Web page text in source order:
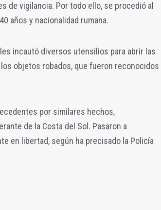
de vigilancia. Por todo ello, se procedió al
años y nacionalidad rumana.
incautó diversos utensilios para abrir las
objetos robados, que fueron reconocidos
por similares hechos,
de la Costa del Sol. Pasaron a
en libertad, según ha precisado la Policía